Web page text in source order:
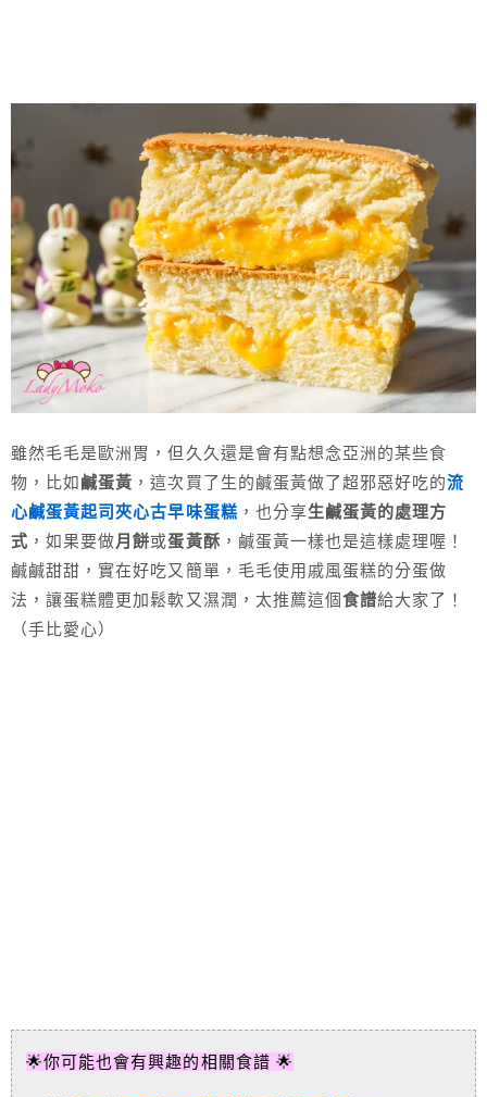
雖然毛毛是歐洲胃，但久久還是會有點想念亞洲的某些食
物，比如鹹蛋黃 ，這次買了生的鹹蛋黃做了超邪惡好吃的流
心鹹蛋黃起司夾心古早味蛋糕 ，也分享生鹹蛋黃的處理方
式 ，如果要做月餅或蛋黃酥，鹹蛋黃一樣也是這樣處理喔！
鹹鹹甜甜，實在好吃又簡單，毛毛使用戚風蛋糕的分蛋做
法，讓蛋糕體更加鬆軟又濕潤，太推薦這個食譜給大家了！
（手比愛心）
🌟你可能也會有興趣的相關食譜 🌟